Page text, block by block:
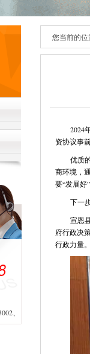
、
您当前的位
2024
资协议事
优质
商环境，
要“发展好”
下一
宣恩
府行政决
行政力量。